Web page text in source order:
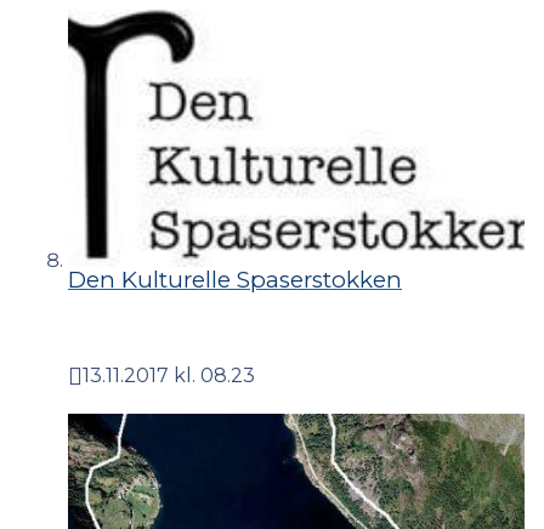
Den Kulturelle Spaserstokken
Publisert
13.11.2017 kl. 08.23